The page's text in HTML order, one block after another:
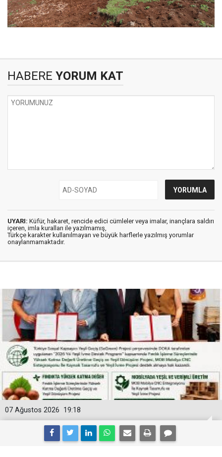
HABERE YORUM KAT
UYARI: Küfür, hakaret, rencide edici cümleler veya imalar, inançlara saldırı
içeren, imla kuralları ile yazılmamış,
Türkçe karakter kullanılmayan ve büyük harflerle yazılmış yorumlar
onaylanmamaktadır.
19:18
07 Ağustos 2026